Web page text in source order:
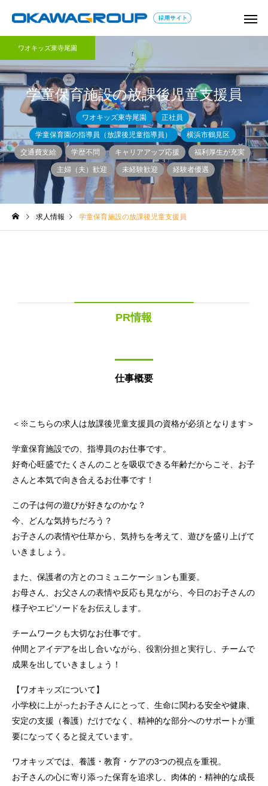
学童保育コラム
教師以外で教員免許を活か
せる仕事は？教員の転職の
コツとアピールすべきスキ
ル
保育コラム
子どもに関わる仕事は
つある？資格なしで就
職種も紹介！
学童保育施設の放課後児童支援員
ワオキッズ東寺尾園
ワオキッズ東寺尾園 正社員
学童保育園の指導員（放課後児童指導員） 横浜市鶴見区
交通費支給 学歴不問 キャリアアップ応援 福利厚生が充実
主婦（夫）歓迎 未経験歓迎 経験者優遇
求人情報 学童保育施設の放課後児童支援員
PR情報
仕事概要
＜※こちらの求人は放課後児童支援員の資格が必須となります＞
学童保育施設での、指導員のお仕事です。
好奇心旺盛でたくさんのことを吸収できる年齢だからこそ、お子
さんと本気で向き合えるお仕事です！
この子は何の遊びが好きなのかな？
今、どんな気持ちだろう？
お子さんの表情や仕草から、気持ちを考えて、遊びを盛り上げて
いきましょう。
また、保護者の方とのコミュニケーションも重要。
お母さん、お父さんの表情や反応も見ながら、今日のお子さんの
様子やエピソードをお伝えします。
チームワークも大切なお仕事です。
仲間とアイデアを出し合いながら、役割分担と実行し、チームで
成果を出していきましょう！
【ワオキッズについて】
小学校に上がったお子さんにとって、生命に関わる安全や健康、
安定の支援（養護）だけでなく、精神的な部分へのサポートが重
要になってくると捉えています。
ワオキッズでは、養護・教育・ケアの3つの視点を重視。
お子さんの心に寄り添った保育を追求し、肉体的・精神的な成長